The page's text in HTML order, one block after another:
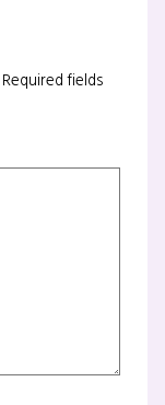
Required fields